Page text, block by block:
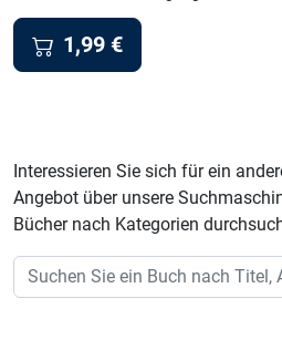
1,99 €
Interessieren Sie sich für ein
Angebot über unsere
Bücher nach Kategorien